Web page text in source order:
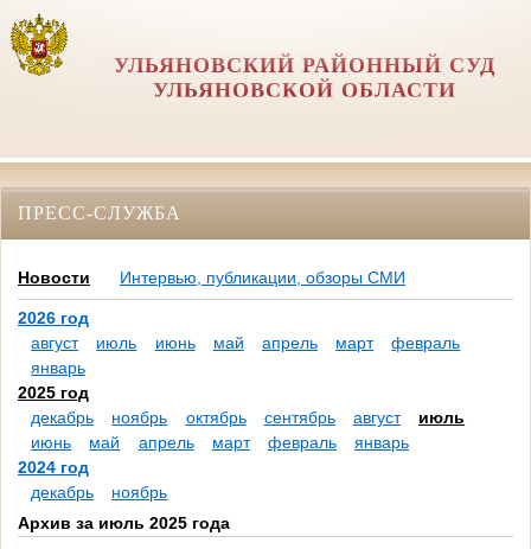
УЛЬЯНОВСКИЙ РАЙОННЫЙ СУД
УЛЬЯНОВСКОЙ ОБЛАСТИ
ПРЕСС-СЛУЖБА
Новости Интервью, публикации, обзоры СМИ
2026 год
август
июль июнь май апрель март
февраль
январь
2025 год
декабрь
ноябрь октябрь сентябрь август
июль
июнь
май апрель март февраль
январь
2024 год
декабрь
ноябрь
Архив за июль 2025 года